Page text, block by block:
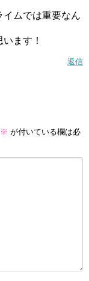
ムでは重要なん
ます！
返信
※ が付いている欄は必